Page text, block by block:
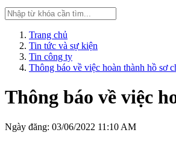
Trang chủ
Tin tức và sự kiện
Tin công ty
Thông báo về việc hoàn thành hồ sơ
Thông báo về việc
Ngày đăng: 03/06/2022 11:10 AM